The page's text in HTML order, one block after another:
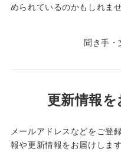
められているのかもしれませ
聞き手
更新情報
メールアドレスなどをご登
報や更新情報をお届けしま